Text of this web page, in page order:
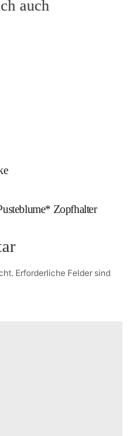
auch
Zopfhalter
Erforderliche Felder sind